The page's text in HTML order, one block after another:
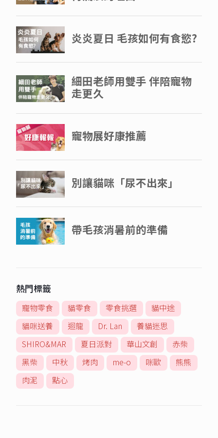
熱門標籤
寵物零食 貓零食 零食挑選
貓中途
貓咪送養
迴龍 Dr. Lan
養貓迷思
SHIRO&MAR
夏日派對 華山文創
赤柴
黑柴
中秋 烤肉 me-o 咪歐
熊熊
肉泥
點心